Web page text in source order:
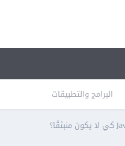
البرامج والتطبيقات